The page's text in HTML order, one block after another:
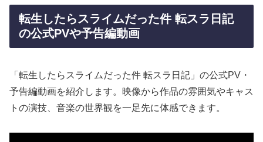
転生したらスライムだった件 転スラ日記
の公式PVや予告編動画
「転生したらスライムだった件 転スラ日記」の公式PV・
予告編動画を紹介します。映像から作品の雰囲気やキャス
トの演技、音楽の世界観を一足先に体感できます。